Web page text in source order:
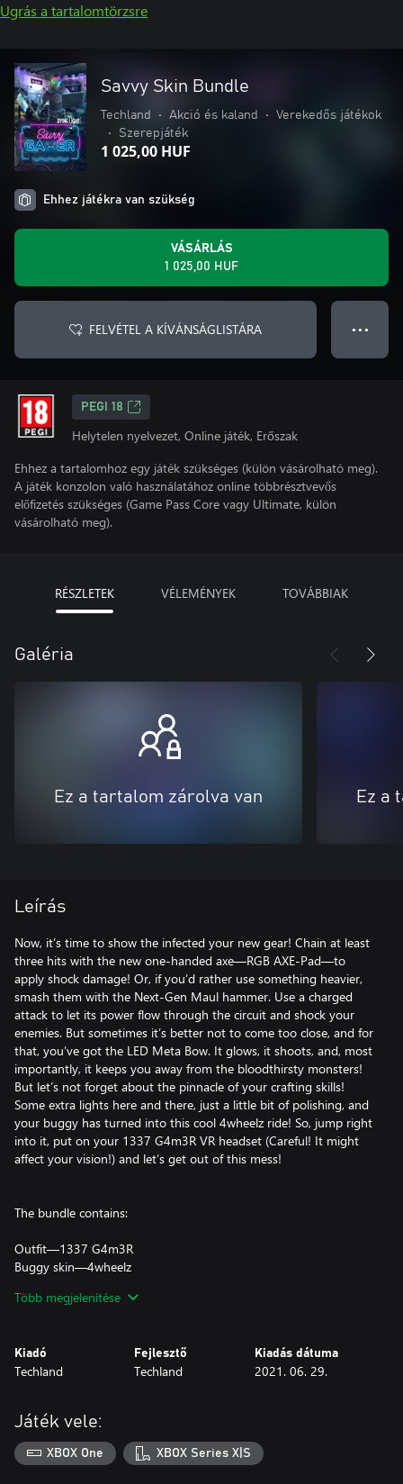
Ugrás a tartalomtörzsre
Savvy Skin Bundle
Techland • Akció és kaland •
Verekedős játékok
•
Szerepjáték
1 025,00 HUF
Ehhez játékra van szükség
VÁSÁRLÁS
1 025,00 HUF
FELVÉTEL A KÍVÁNSÁGLISTÁRA ● ● ●
PEGI 18
Helytelen nyelvezet, Online játék, Erőszak
Ehhez a tartalomhoz egy játék szükséges (külön vásárolható meg).
A játék konzolon való használatához online többrésztvevős
előfizetés szükséges (Game Pass Core vagy Ultimate, külön
vásárolható meg).
RÉSZLETEK VÉLEMÉNYEK TOVÁBBIAK
Galéria
Ez a tartalom zárolva van Ez a
Leírás
Now, it’s time to show the infected your new gear! Chain at least
three hits with the new one-handed axe—RGB AXE-Pad—to
apply shock damage! Or, if you’d rather use something heavier,
smash them with the Next-Gen Maul hammer. Use a charged
attack to let its power flow through the circuit and shock your
enemies. But sometimes it’s better not to come too close, and for
that, you’ve got the LED Meta Bow. It glows, it shoots, and, most
importantly, it keeps you away from the bloodthirsty monsters!
But let’s not forget about the pinnacle of your crafting skills!
Some extra lights here and there, just a little bit of polishing, and
your buggy has turned into this cool 4wheelz ride! So, jump right
into it, put on your 1337 G4m3R VR headset (Careful! It might
affect your vision!) and let’s get out of this mess!
The bundle contains:
Outfit—1337 G4m3R
Buggy skin—4wheelz
consecutive hit
LED Meta Bow
Több megjelenítése
Kiadó
Techland
Fejlesztő
Techland
Kiadás dátuma
2021. 06. 29.
Játék vele:
XBOX One XBOX Series X|S